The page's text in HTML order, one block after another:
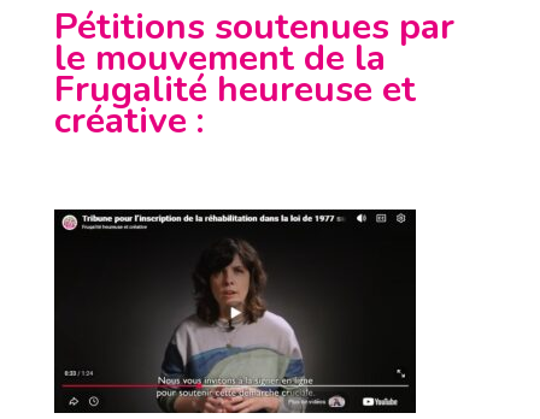
Pétitions soutenues par
le mouvement de la
Frugalité heureuse et
créative :